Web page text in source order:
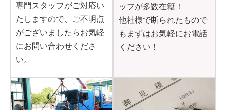
専門スタッフがご対応い
たしますので、ご不明点
がございましたらお気軽
にお問い合わせくださ
い。
ッフが多数在籍！
他社様で断られたもので
もまずはお気軽にお電話
ください！